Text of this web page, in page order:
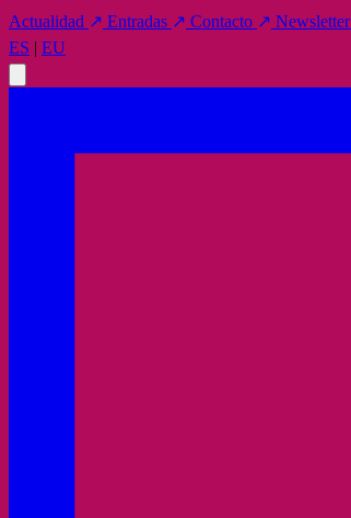
Actualidad ↗ Entradas ↗ Contacto ↗ Newsletter
ES | EU